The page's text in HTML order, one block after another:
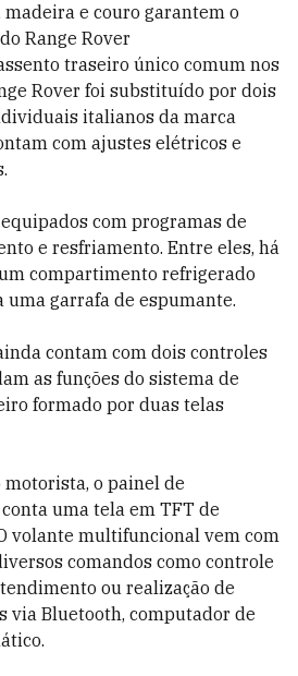
e couro garantem o
Range Rover
traseiro único comum nos
Rover foi substituído por dois
italianos da marca
com ajustes elétricos e
com programas de
e resfriamento. Entre eles, há
compartimento refrigerado
uma garrafa de espumante.
contam com dois controles
as funções do sistema de
formado por duas telas
o painel de
uma tela em TFT de
volante multifuncional vem com
comandos como controle
ou realização de
via Bluetooth, computador de